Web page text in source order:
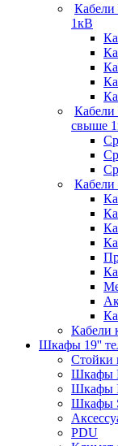
Кабели
1кВ
Кабели
свыше
Кабели
Кабели
Шкафы 19''
Стойки
Шкафы
Шкафы
Шкафы
PDU